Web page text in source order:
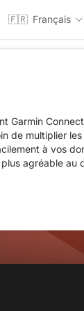
🇫🇷 Français
Garmin
de multiplier
à vos
agréable au